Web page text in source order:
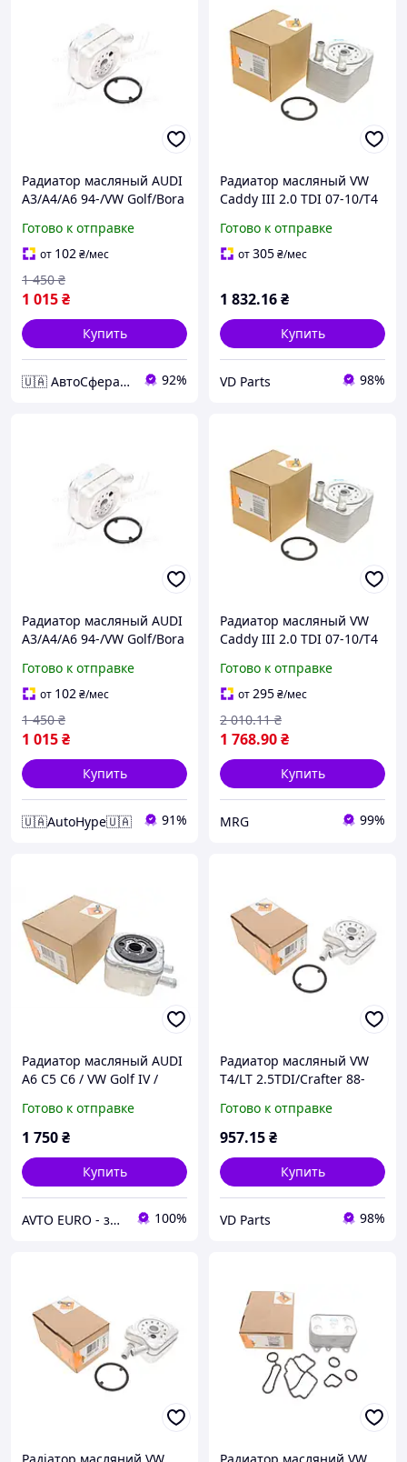
Радиатор масляный AUDI
A3/A4/A6 94-/VW Golf/Bora
Готово к отправке
от 102₴/мес
1 015₴
1 450 ₴
Купить
🇺🇦 АвтоСфера 🇺🇦 92%
Радиатор масляный VW
Caddy III 2.0 TDI 07-10/T4
(теплообменник), NRF
31168
Готово к отправке
от305₴/мес
1 832.16₴
Купить
VD Parts 98%
Радиатор масляный AUDI
A3/A4/A6 94-/VW Golf/Bora
Готово к отправке
от 102₴/мес
1 015₴
1 450 ₴
Купить
🇺🇦AutoHype🇺🇦 91%
Радиатор масляный VW
Caddy III 2.0 TDI 07-10/T4
(теплообменник)
Готово к отправке
от295₴/мес
1 768.90₴
2 010.11 ₴
Купить
MRG 99%
Радиатор масляный AUDI
A6 C5 C6 / VW Golf IV /
021)
Готово к отправке
1 750₴
Купить
AVTO EURO - запчастини та автомобільні товари 100%
Радиатор масляный VW
T4/LT 2.5TDI/Crafter 88-
NRF 31305
Готово к отправке
957.15₴
Купить
VD Parts 98%